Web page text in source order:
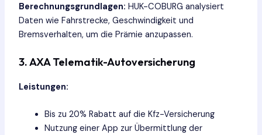
Berechnungsgrundlagen: HUK-COBURG analysiert
Daten wie Fahrstrecke, Geschwindigkeit und
Bremsverhalten, um die Prämie anzupassen.
3. AXA Telematik-Autoversicherung
Leistungen:
Bis zu 20% Rabatt auf die Kfz-Versicherung
Nutzung einer App zur Übermittlung der